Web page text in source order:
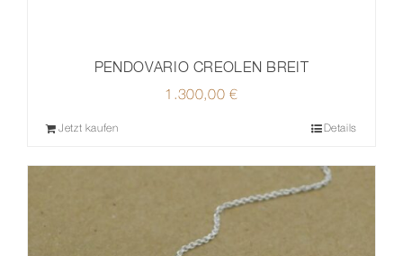
PENDOVARIO CREOLEN BREIT
1.300,00€
Jetzt kaufen Details